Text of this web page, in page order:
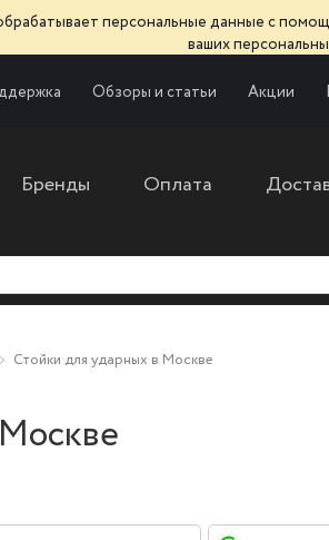
персональные данные с
ваших
Обзоры и статьи Акции
Бренды Оплата
Стойки для ударных в Москве